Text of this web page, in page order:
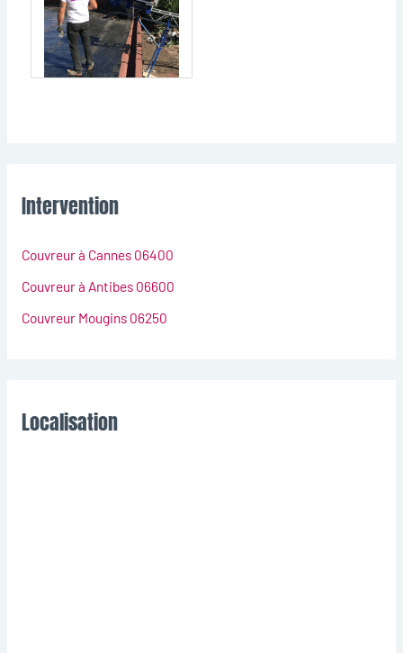
Intervention
Couvreur à Cannes 06400
Couvreur à Antibes 06600
Couvreur Mougins 06250
Localisation